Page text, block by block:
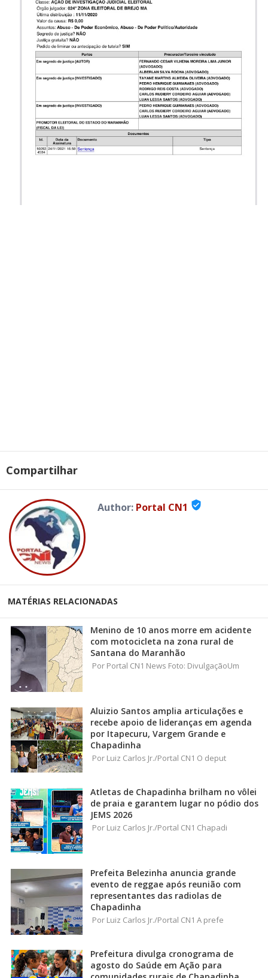
Compartilhar
Author: Portal CN1 verified_user
MATÉRIAS RELACIONADAS
Menino de 10 anos morre em acidente
com motocicleta na zona rural de
Santana do Maranhão
Por Portal CN1 News Foto: DivulgaçãoUm
Aluizio Santos amplia articulações e
recebe apoio de lideranças em agenda
por Itapecuru, Vargem Grande e
Chapadinha
Por Luiz Carlos Jr./Portal CN1 O deput
Atletas de Chapadinha brilham no vôlei
de praia e garantem lugar no pódio dos
JEMS 2026
Por Luiz Carlos Jr./Portal CN1 Chapadi
Prefeita Belezinha anuncia grande
evento de reggae após reunião com
representantes das radiolas de
Chapadinha
Por Luiz Carlos Jr./Portal CN1 A prefe
Prefeitura divulga cronograma de
agosto do Saúde em Ação para